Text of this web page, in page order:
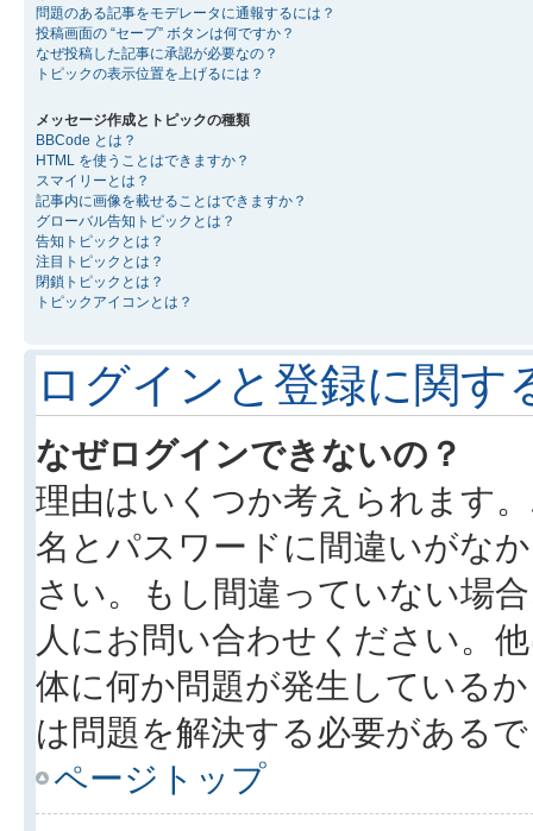
問題のある記事をモデレータに通報するには？
投稿画面の “セーブ” ボタンは何ですか？
なぜ投稿した記事に承認が必要なの？
トピックの表示位置を上げるには？
メッセージ作成とトピックの種類
BBCode とは？
HTML を使うことはできますか？
スマイリーとは？
記事内に画像を載せることはできますか？
グローバル告知トピックとは？
告知トピックとは？
注目トピックとは？
閉鎖トピックとは？
トピックアイコンとは？
ログインと登録に関す
なぜログインできないの？
理由はいくつか考えられます
名とパスワードに間違いがな
さい。もし間違っていない場
人にお問い合わせください。
体に何か問題が発生している
は問題を解決する必要がある
ページトップ